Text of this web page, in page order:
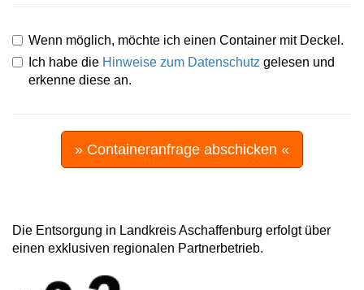
Wenn möglich, möchte ich einen Container mit Deckel.
Ich habe die Hinweise zum Datenschutz gelesen und
erkenne diese an.
» Containeranfrage abschicken «
Die Entsorgung in Landkreis Aschaffenburg erfolgt über
einen exklusiven regionalen Partnerbetrieb.